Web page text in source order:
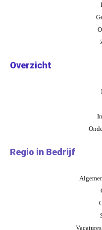
Overzicht
Regio in Bedrijf